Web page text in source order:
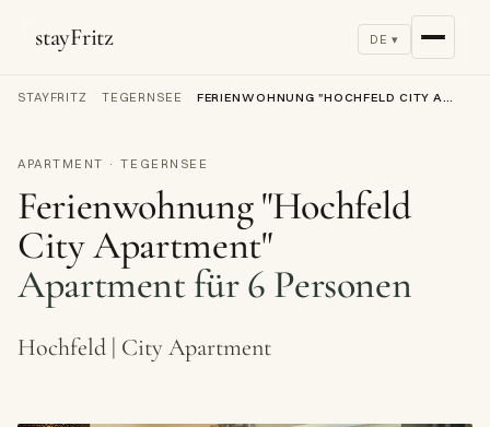
stayFritz DE ▾
STAYFRITZ TEGERNSEE FERIENWOHNUNG "HOCHFELD CITY APARTMENT"
APARTMENT · TEGERNSEE
Ferienwohnung "Hochfeld
City Apartment"
Apartment für 6 Personen
Hochfeld | City Apartment